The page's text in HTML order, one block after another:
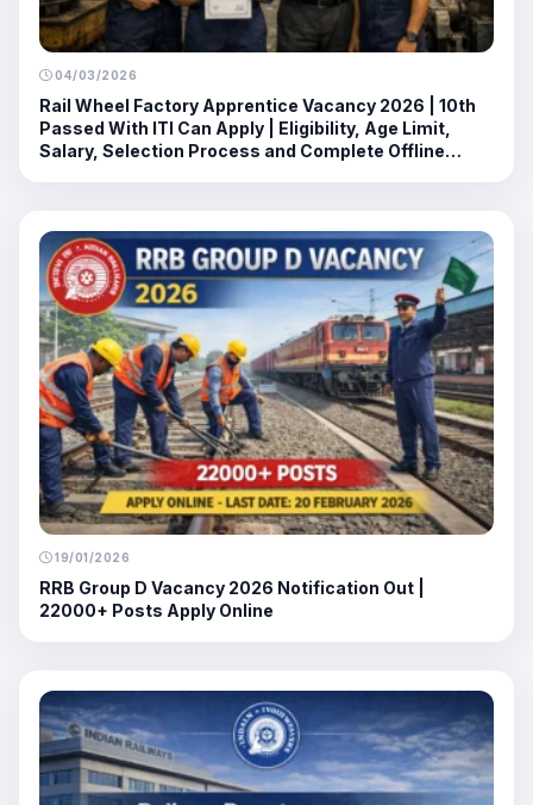
04/03/2026
Rail Wheel Factory Apprentice Vacancy 2026 | 10th
Passed With ITI Can Apply | Eligibility, Age Limit,
Salary, Selection Process and Complete Offline
19/01/2026
RRB Group D Vacancy 2026 Notification Out |
22000+ Posts Apply Online